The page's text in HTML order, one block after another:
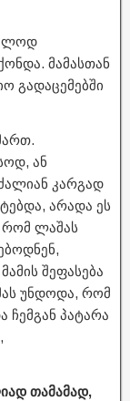
მამასთან
გადაცემებში
ან
კარგად
არადა ეს
რომ ლაშას
შეფასება
უნდოდა, რომ
ჩემგან პატარა
თამამად,